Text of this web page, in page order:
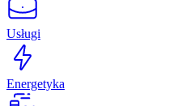
Usługi
Energetyka